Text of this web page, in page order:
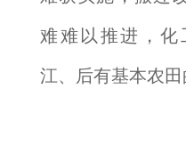
难难以推进，化
江、后有基本农田